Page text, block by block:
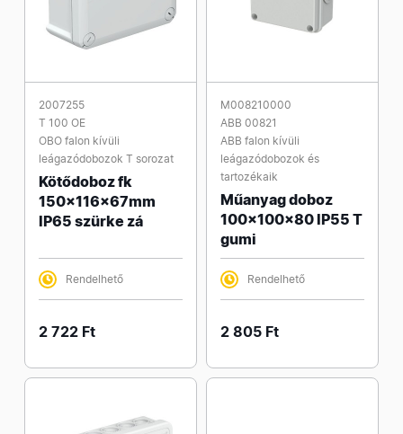
2007255
T 100 OE
OBO falon kívüli
leágazódobozok T sorozat
Kötődoboz fk
150x116x67mm
IP65 szürke zá
Rendelhető
2 722 Ft
M008210000
ABB 00821
ABB falon kívüli
leágazódobozok és
tartozékaik
Műanyag doboz
100x100x80 IP55 T
gumi
Rendelhető
2 805 Ft